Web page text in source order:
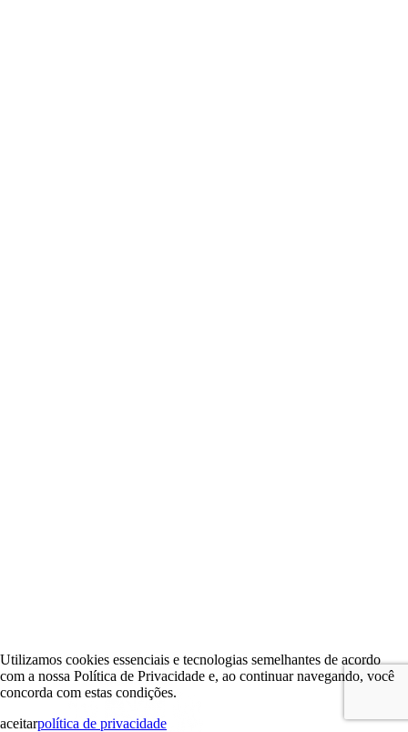
Utilizamos cookies essenciais e tecnologias semelhantes de acordo
com a nossa Política de Privacidade e, ao continuar navegando, você
concorda com estas condições.
aceitarpolítica de privacidade